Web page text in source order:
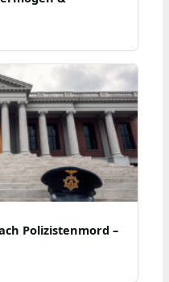
Polizistenmord –